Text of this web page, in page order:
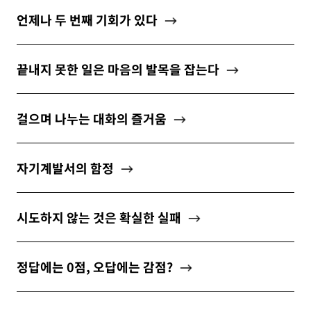
언제나 두 번째 기회가 있다
끝내지 못한 일은 마음의 발목을 잡는다
걸으며 나누는 대화의 즐거움
자기계발서의 함정
시도하지 않는 것은 확실한 실패
정답에는 0점, 오답에는 감점?